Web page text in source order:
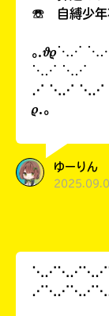
☏ 自縛少年
｡.𝜗𝜚⋱⋰
⋱⋰ ⋱⋰
⋰ ⋱⋰
𝜚.｡
ゆーりん